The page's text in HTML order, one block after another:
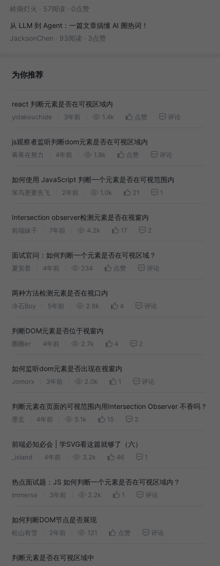
岭南灯火 · 57阅读 · 0点赞
从 LLM 到 Agent：一篇文章搞懂 AI 圈热词！
JacksonChen · 93阅读 · 3点赞
为你推荐
react 判断元素是否在可视区域内
yidakouchide 3年前 1.4k 点赞 评论
js观察者监听判断dom元素是否在可视区域内
蒋蒋在努力 4年前 1.8k 点赞 评论
如何使用 JavaScript 判断一个元素是否在可视范围内
笨鸟更要先飞 2年前 1.0k 21 1
Intersection observer检测元素是否在视窗内
前端妹子 7年前 4.2k 17 2
面试官问：如何判断一个元素是否在可视区域？
夏安君 4年前 234 点赞 评论
两种方法检测元素是否在视口内
冷石Boy 5年前 2.6k 4 评论
判断DOM元素是否位于视窗内
圈圈er 4年前 2.7k 4 2
如何监听dom元素是否出现在视窗内
Jomorx 3年前 2.0k 1 评论
判断元素在页面的可视范围内用Intersection Observer 不香吗？
墨玄 4年前 5.1k 15 2
前端必知必会 | 学SVG看这篇就够了（六）
_island 4年前 3.2k 46 1
热点面试题：JS 如何判断一个元素是否在可视区域内？
Immerse 3年前 2.2k 1 评论
如何判断DOM节点是否展现
松山有雪 2年前 121 点赞 评论
判断元素是否在可视区域中